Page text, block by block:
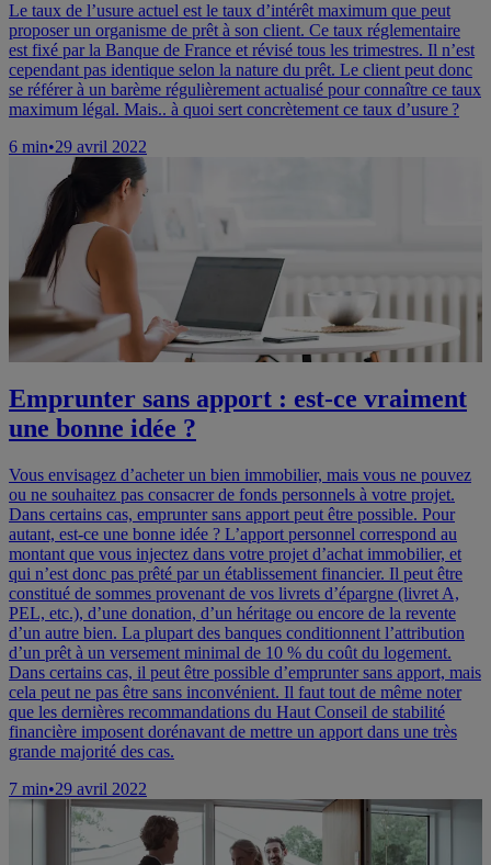
Le taux de l’usure actuel est le taux d’intérêt maximum que peut
proposer un organisme de prêt à son client. Ce taux réglementaire
est fixé par la Banque de France et révisé tous les trimestres. Il n’est
cependant pas identique selon la nature du prêt. Le client peut donc
se référer à un barème régulièrement actualisé pour connaître ce taux
maximum légal. Mais.. à quoi sert concrètement ce taux d’usure ?
6 min•29 avril 2022
Emprunter sans apport : est-ce vraiment
une bonne idée ?
Vous envisagez d’acheter un bien immobilier, mais vous ne pouvez
ou ne souhaitez pas consacrer de fonds personnels à votre projet.
Dans certains cas, emprunter sans apport peut être possible. Pour
autant, est-ce une bonne idée ? L’apport personnel correspond au
montant que vous injectez dans votre projet d’achat immobilier, et
qui n’est donc pas prêté par un établissement financier. Il peut être
constitué de sommes provenant de vos livrets d’épargne (livret A,
PEL, etc.), d’une donation, d’un héritage ou encore de la revente
d’un autre bien. La plupart des banques conditionnent l’attribution
d’un prêt à un versement minimal de 10 % du coût du logement.
Dans certains cas, il peut être possible d’emprunter sans apport, mais
cela peut ne pas être sans inconvénient. Il faut tout de même noter
que les dernières recommandations du Haut Conseil de stabilité
financière imposent dorénavant de mettre un apport dans une très
grande majorité des cas.
7 min•29 avril 2022